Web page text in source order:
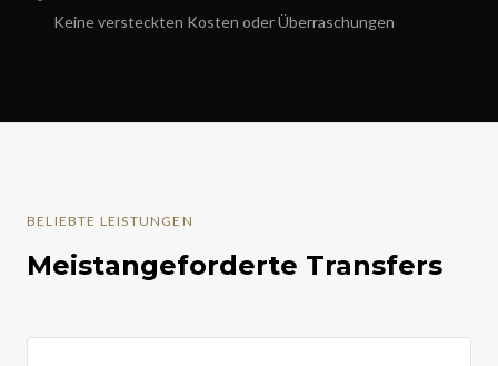
Keine versteckten Kosten oder Überraschungen
BELIEBTE LEISTUNGEN
Meistangeforderte Transfers